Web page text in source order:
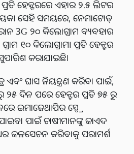
ହେକ୍ଟରରେ ଏହାର ୨.୫ ଲିଟର
ସେହି ସମୟରେ, ନେମାଟୋଡ୍
3G ୨୦ କିଲୋଗ୍ରାମ ବ୍ୟବହାର
୧୦ କିଲୋଗ୍ରାମ। ପ୍ରତି ହେକ୍ଟର
କରାଯାଇଛି।
ଘାସ ନିୟନ୍ତ୍ରଣ କରିବା ପାଇଁ,
୨୫ ଦିନ ପରେ ହେକ୍ଟର ପ୍ରତି ୭୫ ରୁ
ଇମାଜେଥାପିର ସ୍ପ୍ରେ
ପାଇଁ ଚାଷୀମାନଙ୍କୁ ଜାଏଦ
ଜଳସେଚନ କରିବାକୁ ପରାମର୍ଶ